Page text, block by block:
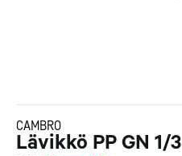
CAMBRO
Lävikkö PP GN 1/3